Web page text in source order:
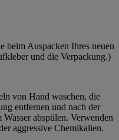
beim Auspacken Ihres neuen
und die Verpackung.)
von Hand waschen, die
entfernen und nach der
abspülen. Verwenden
aggressive Chemikalien.